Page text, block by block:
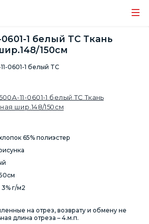
0601-1 белый TC Ткань
150см
0601-1 белый TC
65% полиэстер
3% г/м2
на отрез, возврату и обмену не
длина отреза – 4.м.п.